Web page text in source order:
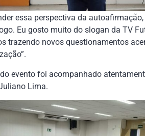
essa perspectiva da
Eu gosto muito do slogan da TV
trazendo novos questionamentos
evento foi acompanhado
Lima.